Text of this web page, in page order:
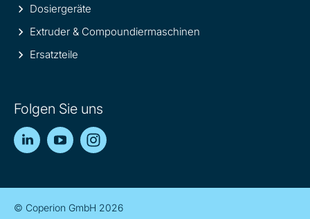
Dosiergeräte
Extruder & Compoundiermaschinen
Ersatzteile
Folgen Sie uns
LinkedInYouTube
© Coperion GmbH 2026